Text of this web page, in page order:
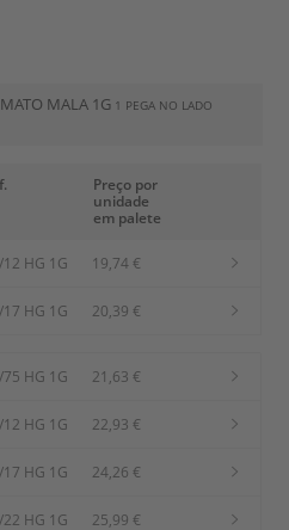
MALA 1G 1 PEGA NO LADO
Preço por
unidade
em palete
12 HG 1G 19,74 €
17 HG 1G 20,39 €
75 HG 1G 21,63 €
12 HG 1G 22,93 €
17 HG 1G 24,26 €
22 HG 1G 25,99 €